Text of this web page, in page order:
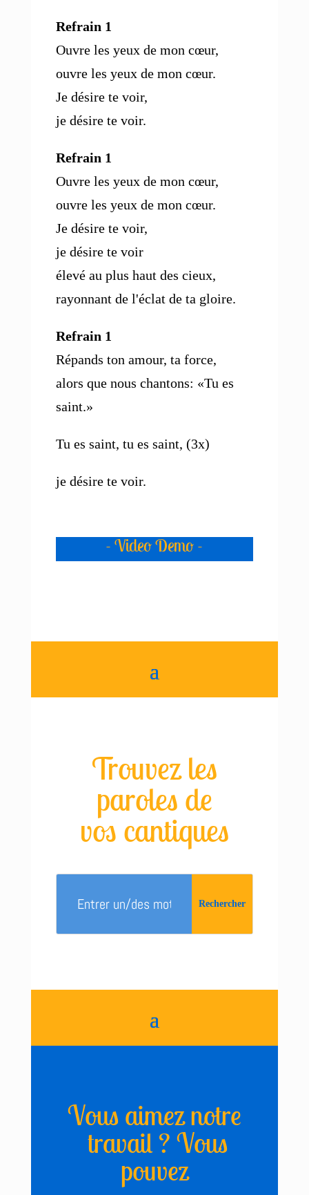
Refrain 1
Ouvre les yeux de mon cœur,
ouvre les yeux de mon cœur.
Je désire te voir,
je désire te voir.
Refrain 1
Ouvre les yeux de mon cœur,
ouvre les yeux de mon cœur.
Je désire te voir,
je désire te voir
élevé au plus haut des cieux,
rayonnant de l'éclat de ta gloire.
Refrain 1
Répands ton amour, ta force,
alors que nous chantons: «Tu es
saint.»
Tu es saint, tu es saint, (3x)
je désire te voir.
- Video Demo -
Trouvez les
paroles de
vos cantiques
Vous aimez notre
travail ? Vous
pouvez